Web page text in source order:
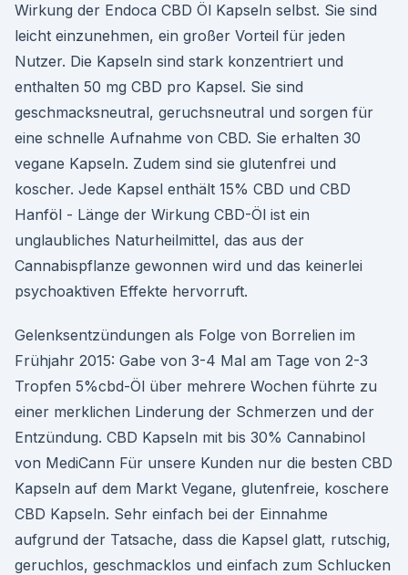
Wirkung der Endoca CBD Öl Kapseln selbst. Sie sind
leicht einzunehmen, ein großer Vorteil für jeden
Nutzer. Die Kapseln sind stark konzentriert und
enthalten 50 mg CBD pro Kapsel. Sie sind
geschmacksneutral, geruchsneutral und sorgen für
eine schnelle Aufnahme von CBD. Sie erhalten 30
vegane Kapseln. Zudem sind sie glutenfrei und
koscher. Jede Kapsel enthält 15% CBD und CBD
Hanföl - Länge der Wirkung CBD-Öl ist ein
unglaubliches Naturheilmittel, das aus der
Cannabispflanze gewonnen wird und das keinerlei
psychoaktiven Effekte hervorruft.
Gelenksentzündungen als Folge von Borrelien im
Frühjahr 2015: Gabe von 3-4 Mal am Tage von 2-3
Tropfen 5%cbd-Öl über mehrere Wochen führte zu
einer merklichen Linderung der Schmerzen und der
Entzündung. CBD Kapseln mit bis 30% Cannabinol
von MediCann Für unsere Kunden nur die besten CBD
Kapseln auf dem Markt Vegane, glutenfreie, koschere
CBD Kapseln. Sehr einfach bei der Einnahme
aufgrund der Tatsache, dass die Kapsel glatt, rutschig,
geruchlos, geschmacklos und einfach zum Schlucken